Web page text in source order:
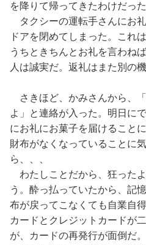
を降りて帰ってきたわけだった
タクシーの運転手さんにお
ドアを閉めてしまった。これ
うちときちんとお礼を言わね
人は誠実だ。返礼はまた別の
さきほど、かみさんから、
よ」と連絡が入った。明日に
にお礼にお菓子を届けること
財布がなくなっていることに
ら、、、
わたしことだから、狂った
う。酔っ払っていたから、記
布が戻ってこなくても自業自
カードとクレジットカードが
が、カードの再発行が面倒だ。